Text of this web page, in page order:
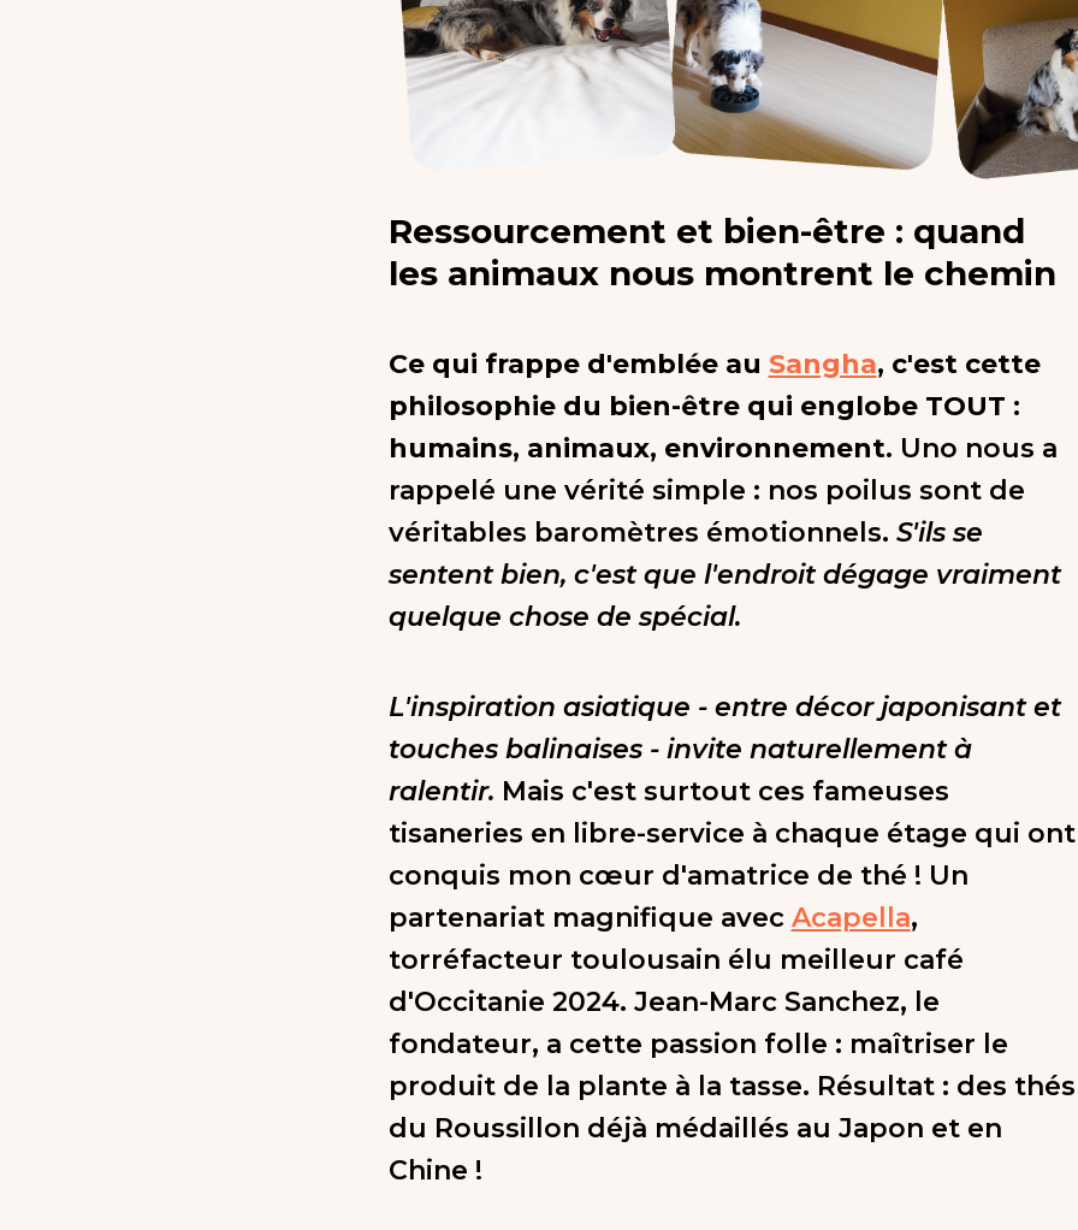
Ressourcement et bien-être : quand
les animaux nous montrent le chemin
Ce qui frappe d'emblée au Sangha, c'est cette
philosophie du bien-être qui englobe TOUT :
humains, animaux, environnement. Uno nous a
rappelé une vérité simple : nos poilus sont de
véritables baromètres émotionnels. S'ils se
sentent bien, c'est que l'endroit dégage vraiment
quelque chose de spécial.
L'inspiration asiatique - entre décor japonisant et
touches balinaises - invite naturellement à
ralentir. Mais c'est surtout ces fameuses
tisaneries en libre-service à chaque étage qui ont
conquis mon cœur d'amatrice de thé ! Un
partenariat magnifique avec Acapella,
torréfacteur toulousain élu meilleur café
d'Occitanie 2024. Jean-Marc Sanchez, le
fondateur, a cette passion folle : maîtriser le
produit de la plante à la tasse. Résultat : des thés
du Roussillon déjà médaillés au Japon et en
Chine !